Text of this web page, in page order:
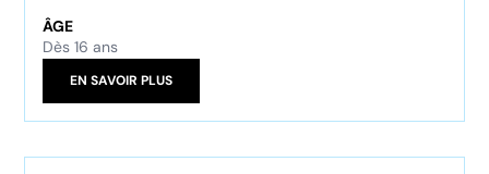
ÂGE
Dès 16 ans
EN SAVOIR PLUS